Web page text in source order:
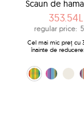
Scaun de
353.54L
regular price:
Cel mai mic preț cu
înainte de reducere:
Viva Mexico (154C)
Multiple (160)
ecru (209)
Costa